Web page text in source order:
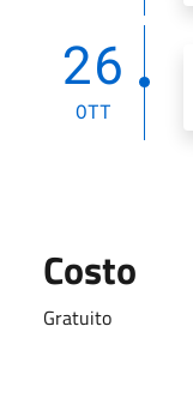
26
OTT
Costo
Gratuito